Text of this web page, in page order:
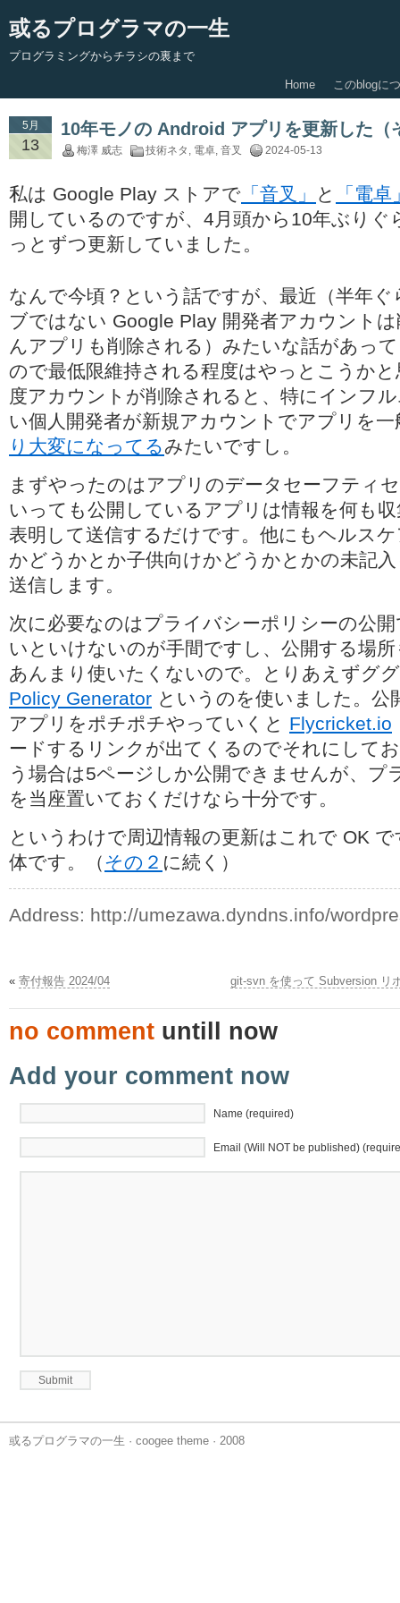
或るプログラマの一生
プログラミングからチラシの裏まで
Home このblogに
5月
13
10年モノの Android アプリを更新した（
梅澤 威志 技術ネタ , 電卓, 音叉 2024-05-13
私は Google Play ストアで 「音叉」 と
「電卓
開しているのですが、4月頭から10年ぶり
っとずつ更新していました。
なんで今頃？という話ですが、最近（半年
ブではない Google Play 開発者アカウント
んアプリも削除される）みたいな話があっ
ので最低限維持される程度はやっとこうか
度アカウントが削除されると、特にインフ
い個人開発者が新規アカウントでアプリを
り大変になってるみたいですし。
まずやったのはアプリのデータセーフティ
いっても公開しているアプリは情報を何も
表明して送信するだけです。他にもヘルス
かどうかとか子供向けかどうかとかの未記
送信します。
次に必要なのはプライバシーポリシーの公
いといけないのが手間ですし、公開する場
あんまり使いたくないので。とりあえずグ
Policy Generator というのを使いました。公
アプリをポチポチやっていくと Flycricket.io
ードするリンクが出てくるのでそれにして
う場合は5ページしか公開できませんが、プ
を当座置いておくだけなら十分です。
というわけで周辺情報の更新はこれで OK
体です。（その２ に続く）
Address: http://umezawa.dyndns.info/
« 寄付報告 2024/04 git-svn を使って Subversion リ
no comment untill now
Add your comment now
Name (required)
Email (Will NOT be published)
或るプログラマの一生 · coogee theme · 2008